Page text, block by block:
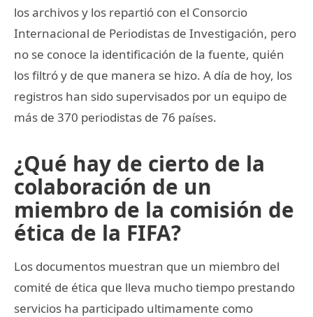
los archivos y los repartió con el Consorcio
Internacional de Periodistas de Investigación, pero
no se conoce la identificación de la fuente, quién
los filtró y de que manera se hizo. A día de hoy, los
registros han sido supervisados por un equipo de
más de 370 periodistas de 76 países.
¿Qué hay de cierto de la
colaboración de un
miembro de la comisión de
ética de la FIFA?
Los documentos muestran que un miembro del
comité de ética que lleva mucho tiempo prestando
servicios ha participado ultimamente como